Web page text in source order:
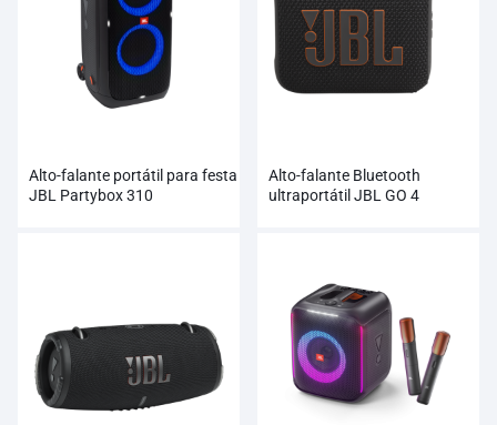
Alto-falante portátil para festa
JBL Partybox 310
Alto-falante Bluetooth
ultraportátil JBL GO 4